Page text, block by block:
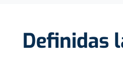
Definidas